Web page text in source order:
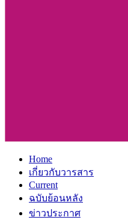
Home
เกี่ยวกับวารสาร
Current
ฉบับย้อนหลัง
ข่าวประกาศ